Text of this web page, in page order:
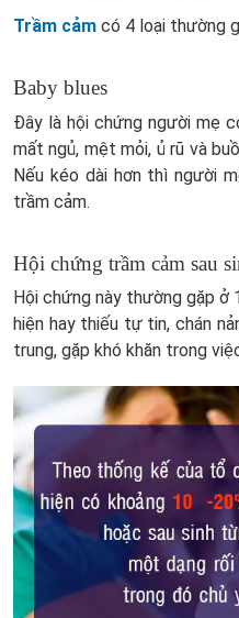
Trầm cảm có 4 loại thường
Baby blues
Đây là hội chứng người mẹ
mất ngủ, mệt mỏi, ủ rũ và
Nếu kéo dài hơn thì người
trầm cảm.
Hội chứng trầm cảm sau
Hội chứng này thường gặp ở
hiện hay thiếu tự tin, chán
trung, gặp khó khăn trong